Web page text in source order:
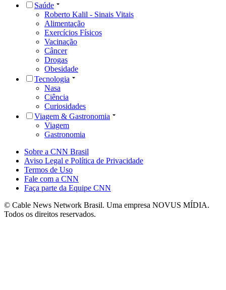
Saúde
Roberto Kalil - Sinais Vitais
Alimentação
Exercícios Físicos
Vacinação
Câncer
Drogas
Obesidade
Tecnologia
Nasa
Ciência
Curiosidades
Viagem & Gastronomia
Viagem
Gastronomia
Sobre a CNN Brasil
Aviso Legal e Política de Privacidade
Termos de Uso
Fale com a CNN
Faça parte da Equipe CNN
© Cable News Network Brasil. Uma empresa NOVUS MÍDIA.
Todos os direitos reservados.